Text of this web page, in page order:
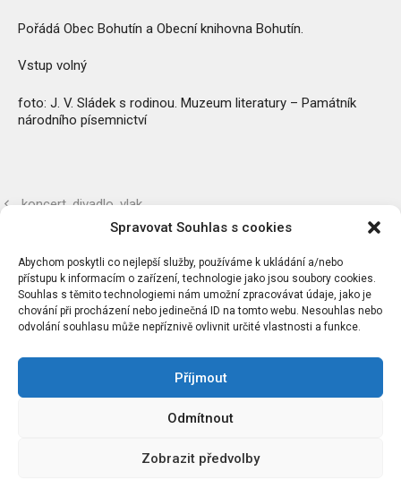
Spravovat Souhlas s cookies
Abychom poskytli co nejlepší služby, používáme k ukládání a/nebo
přístupu k informacím o zařízení, technologie jako jsou soubory cookies.
Souhlas s těmito technologiemi nám umožní zpracovávat údaje, jako je
chování při procházení nebo jedinečná ID na tomto webu. Nesouhlas nebo
odvolání souhlasu může nepříznivě ovlivnit určité vlastnosti a funkce.
Příjmout
Odmítnout
Zobrazit předvolby
Pořádá Obec Bohutín a Obecní knihovna Bohutín.
Vstup volný
foto: J. V. Sládek s rodinou. Muzeum literatury – Památník
národního písemnictví
koncert, divadlo, vlak
hudební podzim
Chcete dostávat náš newsletter?
©2026 Památník Antonína Dvořáka ve Vysoké u Příbramě,
PO. | Vysoká u Příbramě 69, 262 42, pošta Rožmitál pod